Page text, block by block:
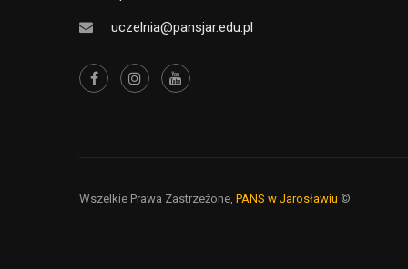
uczelnia@pansjar.edu.pl
Wszelkie Prawa Zastrzeżone, PANS w Jarosławiu ©